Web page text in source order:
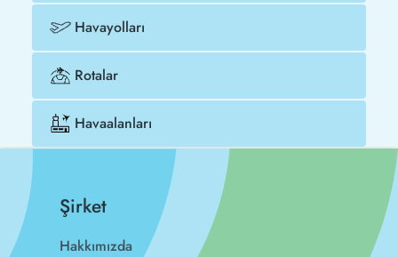
Havayolları
Rotalar
Havaalanları
Şirket
Hakkımızda